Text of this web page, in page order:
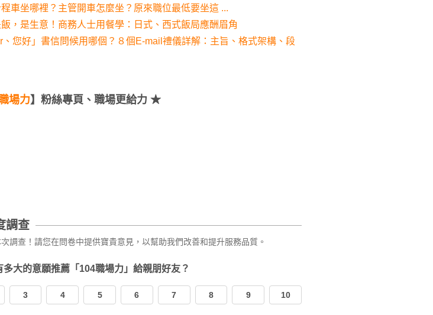
車坐哪裡？主管開車怎麼坐？原來職位最低要坐這 ...
，是生意！商務人士用餐學：日式、西式飯局應酬眉角
、您好」書信問候用哪個？８個E-mail禮儀詳解：主旨、格式架構、段
場力】粉絲專頁、職場更給力 ★
調查
調查！請您在問卷中提供寶貴意見，以幫助我們改善和提升服務品質。
多大的意願推薦「104職場力」給親朋好友？
3 4 5 6 7 8 9 10